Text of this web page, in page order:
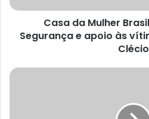
Casa da Mulher
Segurança e apoio às
Clécio